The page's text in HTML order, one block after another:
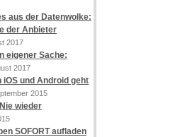
aus der Datenwolke:
der Anbieter
2017
eigener Sache:
2017
und Android geht
2015
wieder
SOFORT aufladen